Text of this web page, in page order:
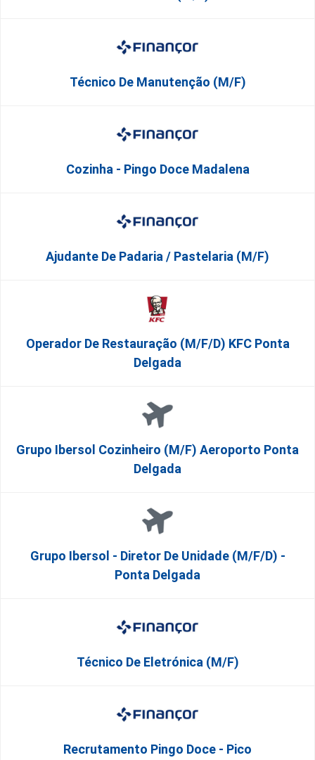
Técnico De Manutenção (M/F)
Cozinha - Pingo Doce Madalena
Ajudante De Padaria / Pastelaria (M/F)
Operador De Restauração (m/f/d) KFC Ponta
Delgada
Grupo Ibersol Cozinheiro (m/f) Aeroporto Ponta
Delgada
Grupo Ibersol - Diretor De Unidade (m/f/d) -
Ponta Delgada
Técnico De Eletrónica (M/F)
Recrutamento Pingo Doce - Pico